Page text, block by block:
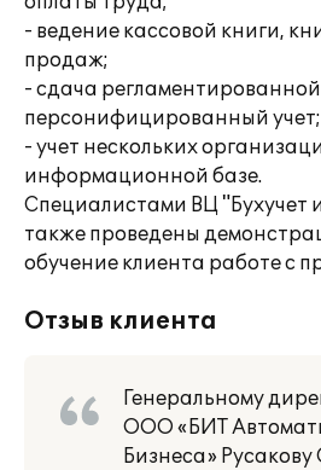
- ведение кассовой книги,
продаж;
- сдача
персонифицированный учет;
- учет нескольких
информационной базе.
Специалистами ВЦ "Бухучет
также проведены
обучение клиента работе с
Отзыв клиента
Генеральному
ООО «БИТ
Бизнеса» Русакову